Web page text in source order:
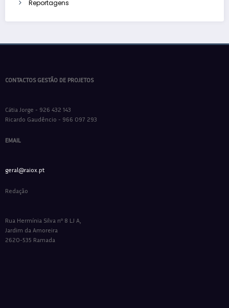
Reportagens
CONTACTOS GESTÃO DE PROJETOS
Cátia Jorge - 926 432 143
Ricardo Gaudêncio - 966 097 293
EMAIL
geral@raiox.pt
Redação
Rua Hermínia Silva nº 8 LJ A,
Jardim da Amoreira
2620-535 Ramada